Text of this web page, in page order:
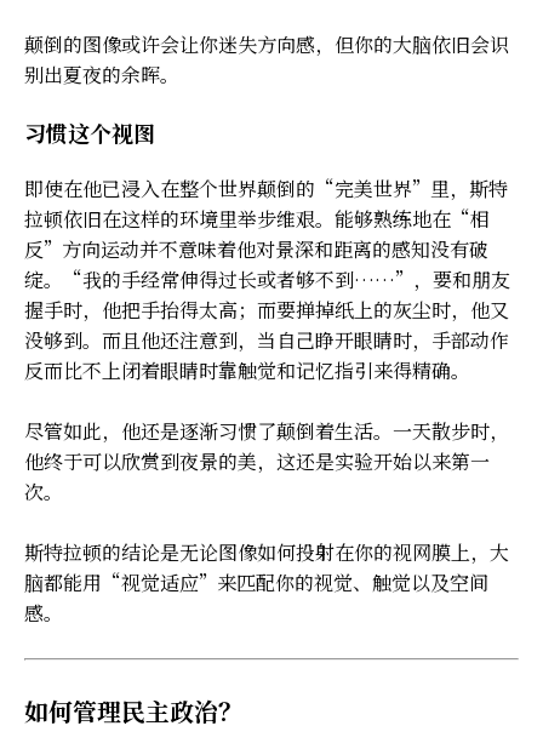
颠倒的图像或许会让你迷失方向感，但你的大脑依旧会识
别出夏夜的余晖。
习惯这个视图
即使在他已浸入在整个世界颠倒的“完美世界”里，斯特
拉顿依旧在这样的环境里举步维艰。能够熟练地在“相
反”方向运动并不意味着他对景深和距离的感知没有破
绽。“我的手经常伸得过长或者够不到……”，要和朋友
握手时，他把手抬得太高；而要掸掉纸上的灰尘时，他又
没够到。而且他还注意到，当自己睁开眼睛时，手部动作
反而比不上闭着眼睛时靠触觉和记忆指引来得精确。
尽管如此，他还是逐渐习惯了颠倒着生活。一天散步时，
他终于可以欣赏到夜景的美，这还是实验开始以来第一
次。
斯特拉顿的结论是无论图像如何投射在你的视网膜上，大
脑都能用“视觉适应”来匹配你的视觉、触觉以及空间
感。
如何管理民主政治？